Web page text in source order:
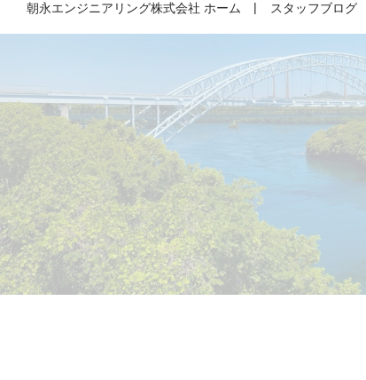
朝永エンジニアリング株式会社 ホーム スタッフブログ